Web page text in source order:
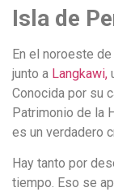
Isla de
En el noroeste
junto a Langkawi,
Conocida por su
Patrimonio de la
es un verdadero
Hay tanto por
tiempo. Eso se